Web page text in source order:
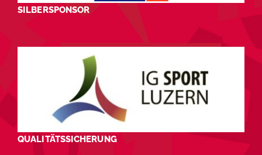
SILBERSPONSOR
QUALITÄTSSICHERUNG